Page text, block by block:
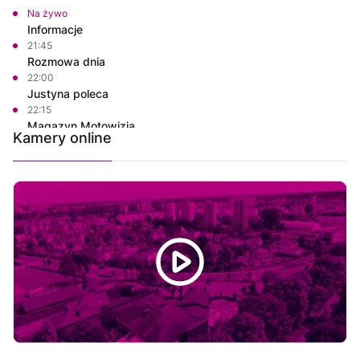
Na żywo
Informacje
21:45
Rozmowa dnia
22:00
Justyna poleca
22:15
Magazyn Motowizja
22:30
Raport TV REGIO
23:15
Na szczęście piątek
Kamery online